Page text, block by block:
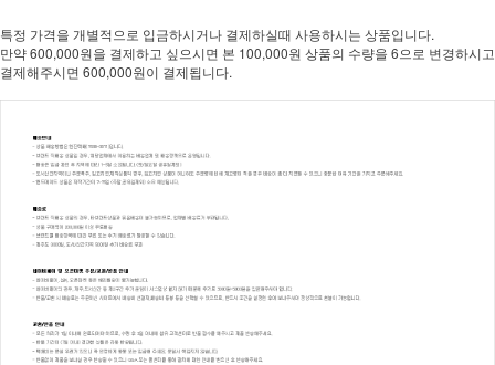
특정 가격을 개별적으로 입금하시거나 결제하실때 사용하시는 상품입니다.
만약 600,000원을 결제하고 싶으시면 본 100,000원 상품의 수량을 6으로 변경하시고
결제해주시면 600,000원이 결제됩니다.